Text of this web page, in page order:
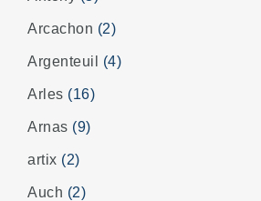
Arcachon (2)
Argenteuil (4)
Arles (16)
Arnas (9)
artix (2)
Auch (2)